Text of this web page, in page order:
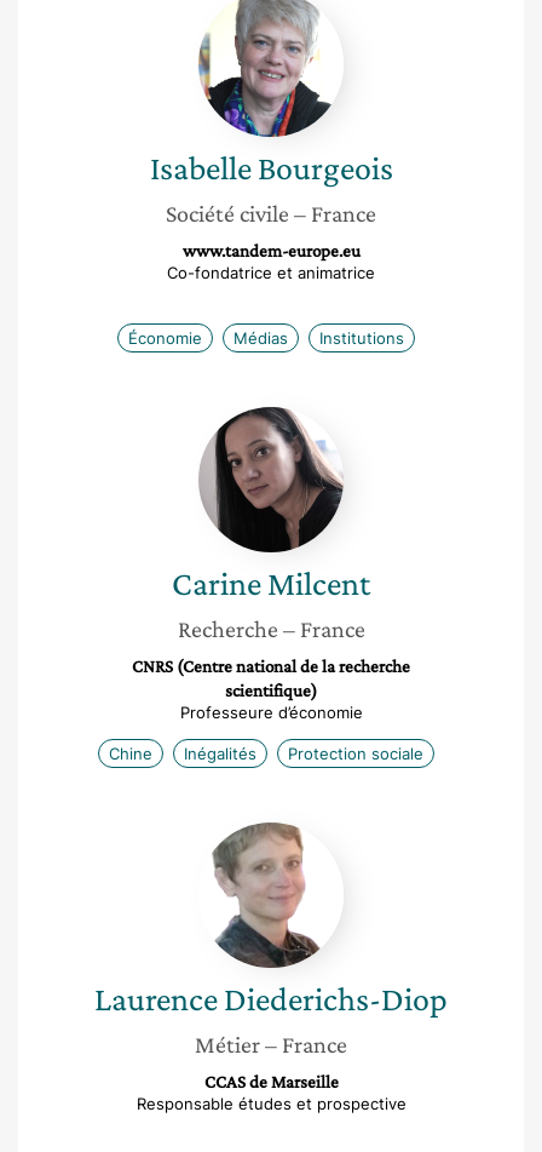
Bourgeois
Isabelle Bourgeois
Société civile – France
www.tandem-europe.eu
Co-fondatrice et animatrice
Économie Médias Institutions
Carine
Milcent
CarineMilcent
Recherche – France
CNRS (Centre national de la recherche
scientifique)
Professeure d’économie
Chine Inégalités Protection sociale
Laurence
Diederichs-
Diop
LaurenceDiederichs-Diop
Métier– France
CCAS de Marseille
Responsable études et prospective